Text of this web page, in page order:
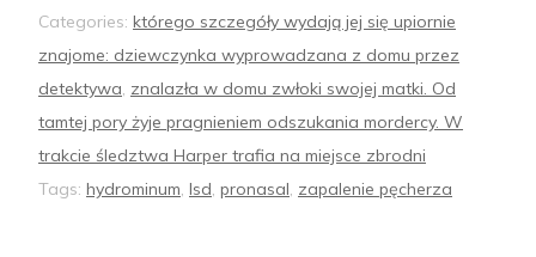
Categories: którego szczegóły wydają jej się upiornie
znajome: dziewczynka wyprowadzana z domu przez
detektywa, znalazła w domu zwłoki swojej matki. Od
tamtej pory żyje pragnieniem odszukania mordercy. W
trakcie śledztwa Harper trafia na miejsce zbrodni
Tags: hydrominum, lsd, pronasal, zapalenie pęcherza